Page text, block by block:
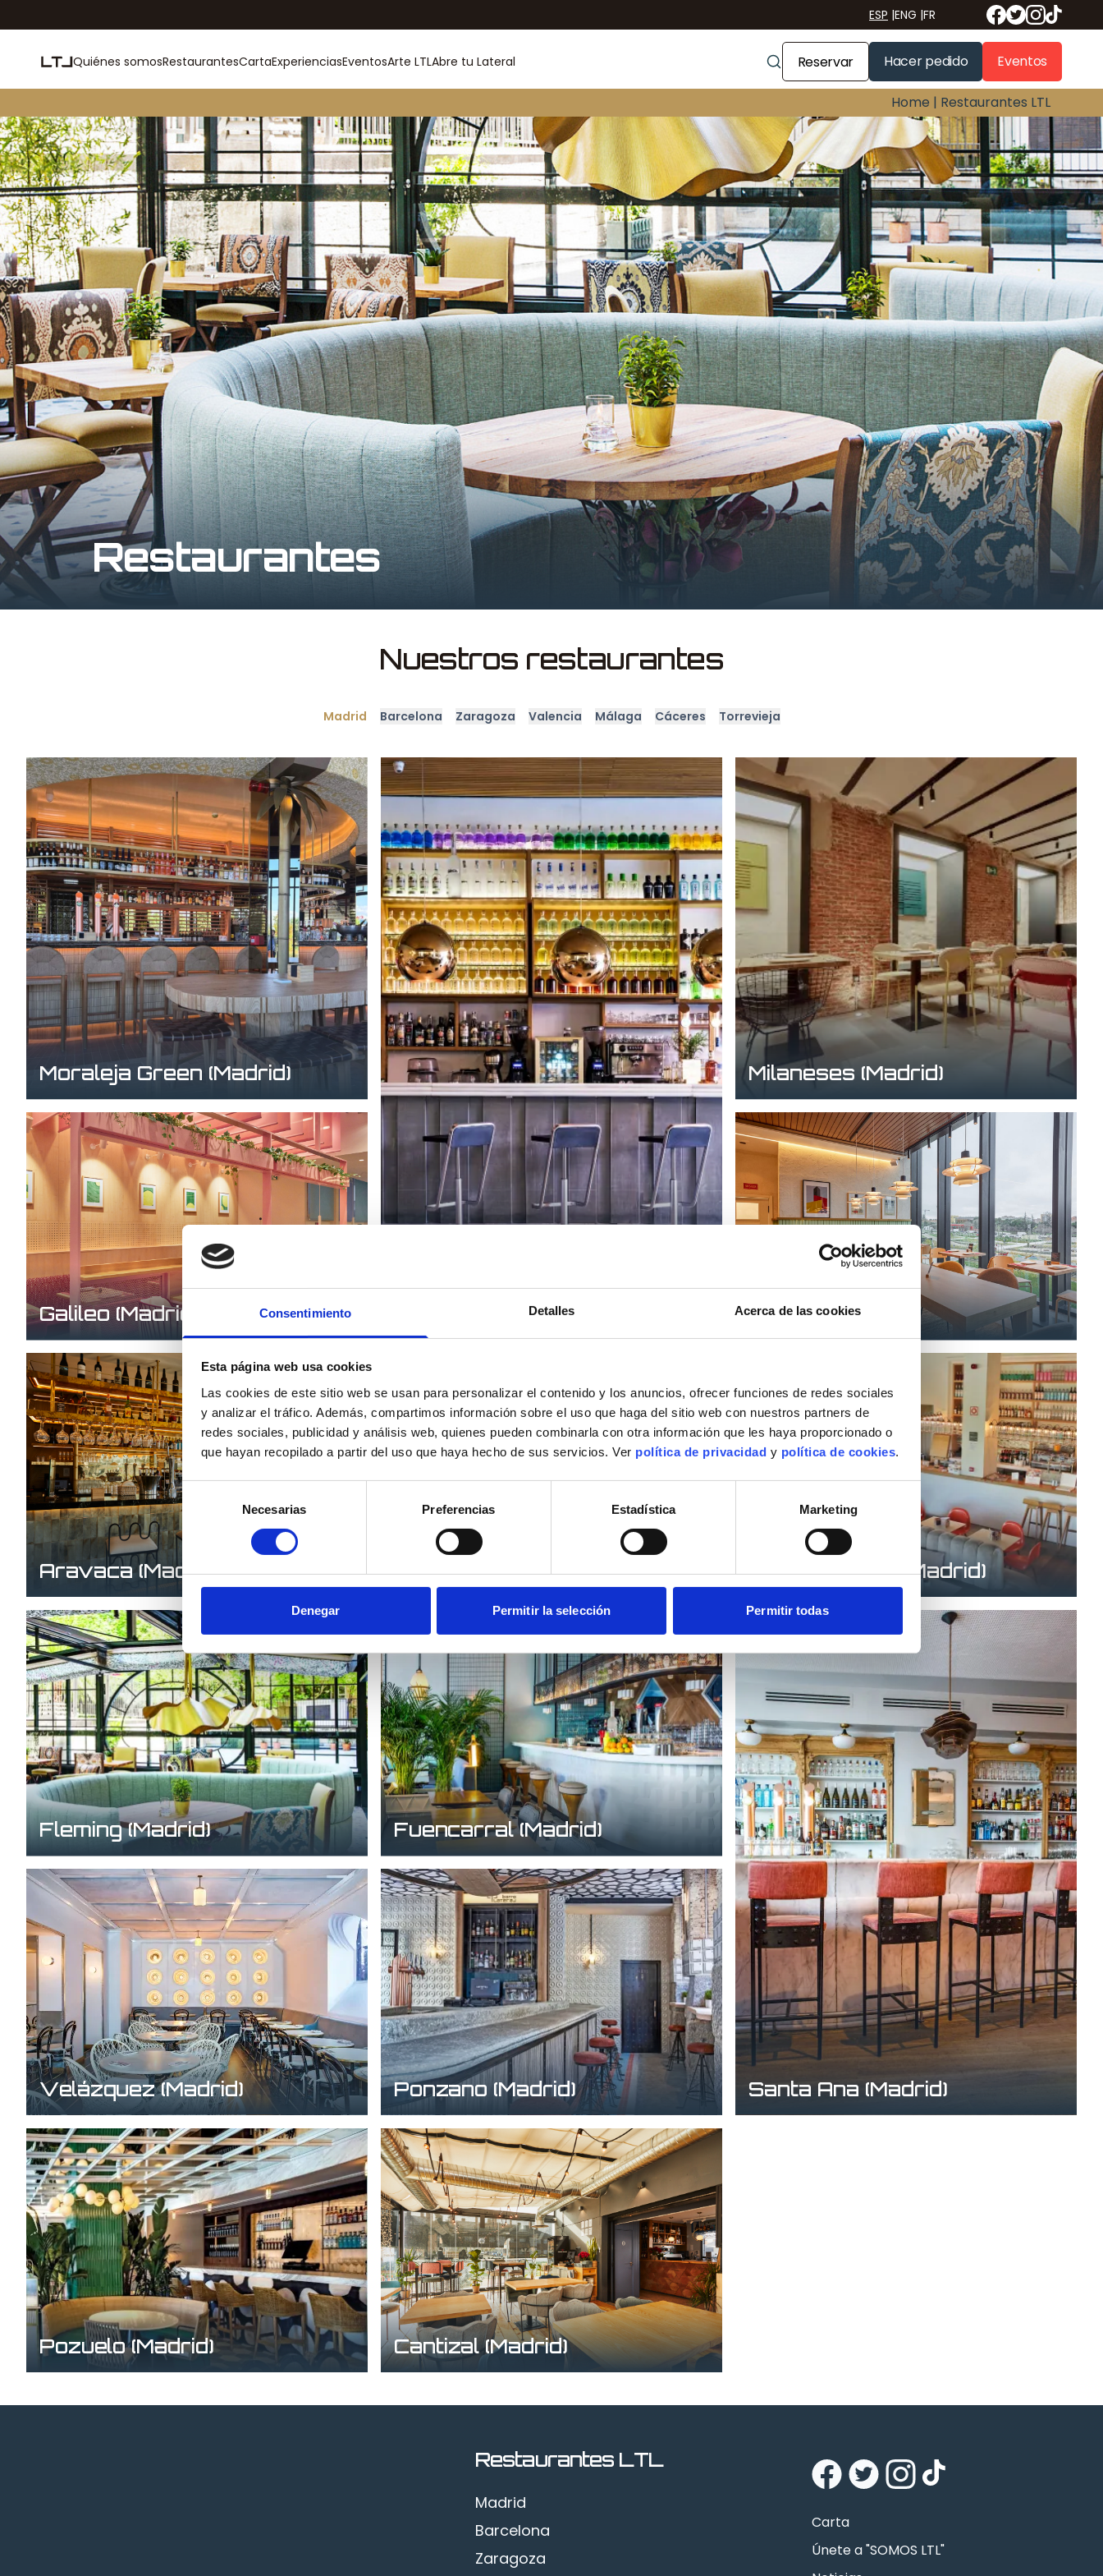
Consentimiento Detalles Acerca de las cookies
Esta página web usa cookies
Las cookies de este sitio web se usan para personalizar el contenido y los anuncios, ofrecer funciones de redes sociales
y analizar el tráfico. Además, compartimos información sobre el uso que haga del sitio web con nuestros partners de
redes sociales, publicidad y análisis web, quienes pueden combinarla con otra información que les haya proporcionado o
que hayan recopilado a partir del uso que haya hecho de sus servicios. Ver política de privacidad y política de cookies.
Selección
de
consentimiento
Necesarias Preferencias Estadística Marketing
Denegar Permitir la selección Permitir todas
ESP |ENG |FR
Quiénes somosRestaurantesCartaExperienciasEventosArte LTLAbre tu Lateral Reservar Hacer pedido Eventos
Home | Restaurantes LTL
Restaurantes
Nuestros restaurantes
Madrid Barcelona Zaragoza Valencia Málaga Cáceres Torrevieja
Moraleja Green (Madrid)
Arturo Soria (Madrid)
Milaneses (Madrid)
Galileo (Madrid) Caleido (Madrid)
Aravaca (Madrid) Castellana 42 (Madrid) Castellana 89 (Madrid)
Fleming (Madrid) Fuencarral (Madrid)
Santa Ana (Madrid)
Velázquez (Madrid) Ponzano (Madrid)
Pozuelo (Madrid) Cantizal (Madrid)
Restaurantes LTL
Madrid
Barcelona
Zaragoza
Carta
Únete a "SOMOS LTL"